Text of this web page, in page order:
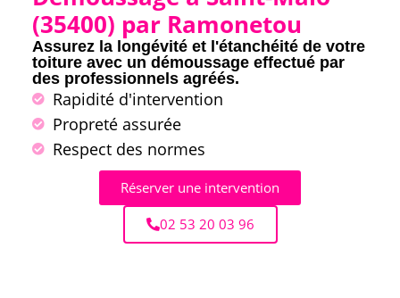
(35400) par Ramonetou
Assurez la longévité et l'étanchéité de votre
toiture avec un démoussage effectué par
des professionnels agréés.
Rapidité d'intervention
Propreté assurée
Respect des normes
Réserver une intervention
02 53 20 03 96